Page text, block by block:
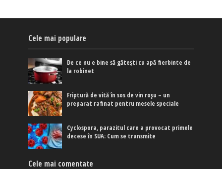
Cele mai populare
De ce nu e bine să gătești cu apă fierbinte de
la robinet
Friptură de vită în sos de vin roșu – un
preparat rafinat pentru mesele speciale
Cyclospora, parazitul care a provocat primele
decese în SUA: Cum se transmite
Cele mai comentate